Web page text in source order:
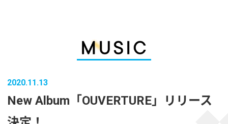
2020.11.13
New Album「OUVERTURE」リリース